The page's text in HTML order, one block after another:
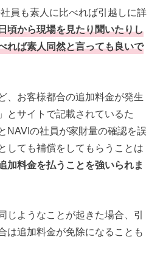
員も素人に比べれば引越しに詳
頃から現場を見たり聞いたりし
れば素人同然と言っても良いで
、お客様都合の追加料金が発生
とサイトで記載されているた
NAVIの社員が家財量の確認を誤
しても補償をしてもらうことは
加料金を払うことを強いられま
じようなことが起きた場合、引
は追加料金が免除になることも